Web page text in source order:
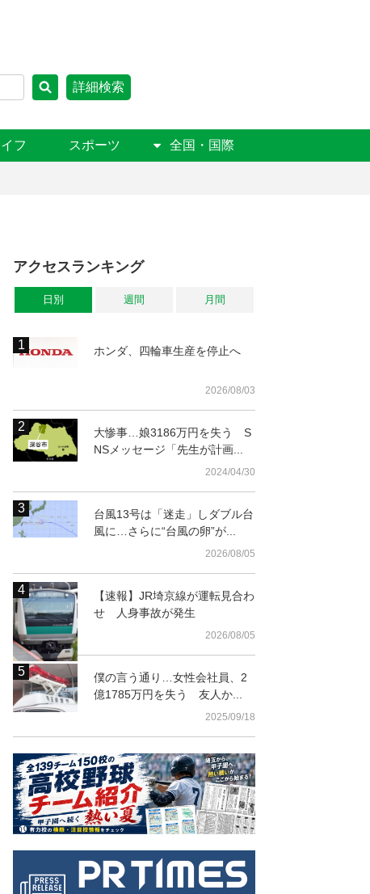
詳細検索
フ スポーツ 全国・国際
ボールを投げる松岡
ンズトレーニングセン
アクセスランキング
日別 週間 月間
ホンダ、四輪車生産を停止へ
2026/08/03
大惨事…娘3186万円を失う S
NSメッセージ「先生が計画...
2024/04/30
台風13号は「迷走」しダブル台
風に…さらに“台風の卵”が...
2026/08/05
【速報】JR埼京線が運転見合わ
せ 人身事故が発生
2026/08/05
僕の言う通り…女性会社員、2
億1785万円を失う 友人か...
2025/09/18